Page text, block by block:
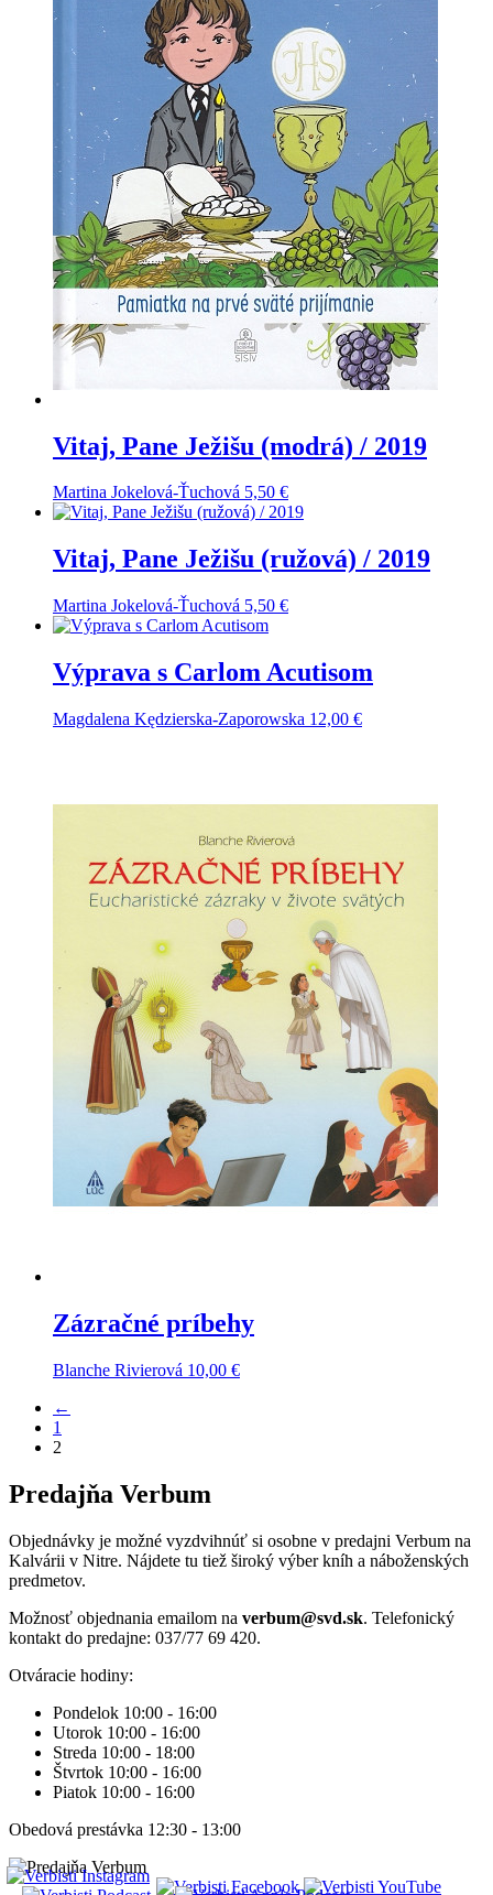
Vitaj, Pane Ježišu (modrá) / 2019
Martina Jokelová-Ťuchová 5,50 €
Vitaj, Pane Ježišu (ružová) / 2019
Martina Jokelová-Ťuchová 5,50 €
Výprava s Carlom Acutisom
Magdalena Kędzierska-Zaporowska 12,00 €
Zázračné príbehy
Blanche Rivierová 10,00 €
←
1
2
Predajňa Verbum
Objednávky je možné vyzdvihnúť si osobne v predajni Verbum na
Kalvárii v Nitre. Nájdete tu tiež široký výber kníh a náboženských
predmetov.
Možnosť objednania emailom na verbum@svd.sk. Telefonický
kontakt do predajne: 037/77 69 420.
Otváracie hodiny:
Pondelok 10:00 - 16:00
Utorok 10:00 - 16:00
Streda 10:00 - 18:00
Štvrtok 10:00 - 16:00
Piatok 10:00 - 16:00
Obedová prestávka 12:30 - 13:00